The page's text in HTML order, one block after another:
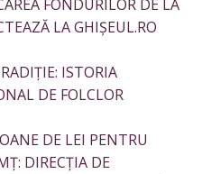
FONDURILOR DE LA
LA GHIȘEUL.RO
ISTORIA
DE FOLCLOR
DE LEI PENTRU
DIRECȚIA DE